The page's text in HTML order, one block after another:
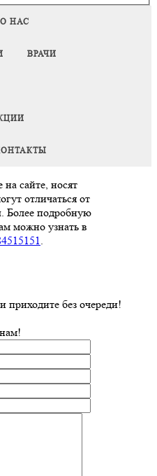
О НАС
ВРАЧИ
сайте, носят
отличаться от
Более подробную
можно узнать в
.
приходите без очереди!